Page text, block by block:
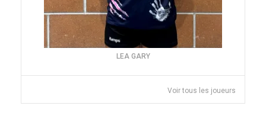
LEA GARY
Voir tous les joueurs